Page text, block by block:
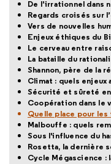
De l’irrationnel dans
Regards croisés sur
Vers de nouvelles
Enjeux éthiques du
Le cerveau entre
La bataille du
Shannon, père de la
Climat : quels enjeux
Sécurité et sûreté
Coopération dans le
Quelle place pour
Malbouffe : quels
Sous l'influence du
Rosetta, la dernière
Cycle Mégascience :